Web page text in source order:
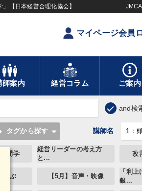
【日本経営合理化協会】
マイページ会員
師案内 経営コラム ご案内
and検
タグから探す 講師名
間学
経営リーダーの考え方
と...
改
学ぶ 【5月】音声・映像
「利
銀...